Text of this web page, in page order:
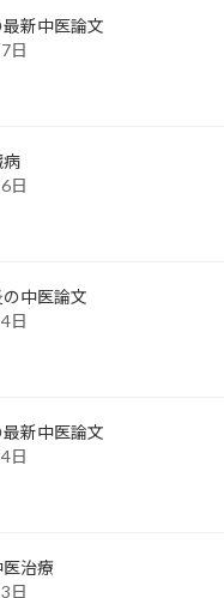
新中医論文
日
病
日
中医論文
日
最新中医論文
日
治療
日